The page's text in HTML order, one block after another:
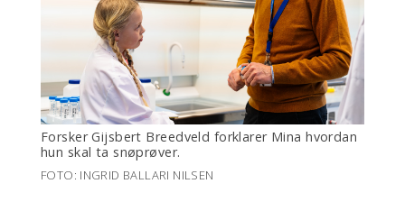
Forsker Gijsbert Breedveld forklarer Mina hvordan
hun skal ta snøprøver.
FOTO: INGRID BALLARI NILSEN